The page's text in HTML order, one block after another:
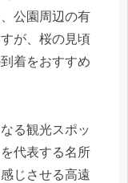
公園周辺の有
が、桜の見頃
着をおすすめ
る観光スポッ
代表する名所
じさせる高遠